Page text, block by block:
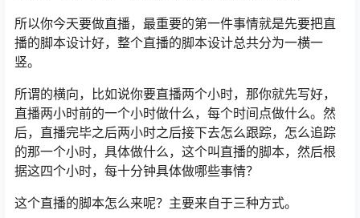
所以你今天要做直播，最重要的第一件事情就是先要把直
播的脚本设计好，整个直播的脚本设计总共分为一横一
竖。
所谓的横向，比如说你要直播两个小时，那你就先写好，
直播两小时前的一个小时做什么，每个时间点做什么。然
后，直播完毕之后两小时之后接下去怎么跟踪，怎么追踪
的那一个小时，具体做什么，这个叫直播的脚本，然后根
据这四个小时，每十分钟具体做哪些事情？
这个直播的脚本怎么来呢？主要来自于三种方式。